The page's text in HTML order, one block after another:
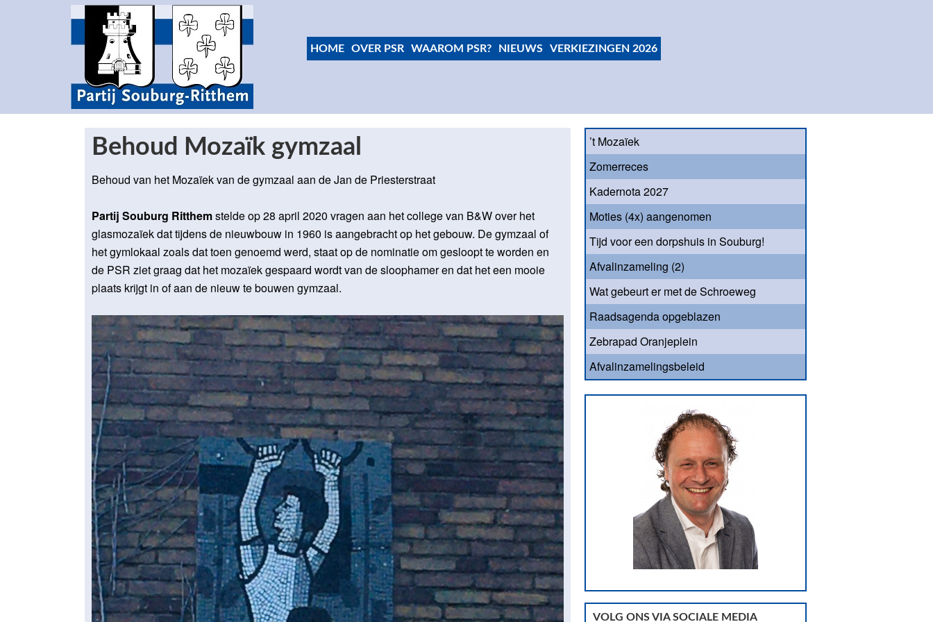
HOME OVER PSR WAAROM PSR? NIEUWS VERKIEZINGEN 2026
Behoud Mozaïk gymzaal
Behoud van het Mozaïek van de gymzaal aan de Jan de Priesterstraat
Partij Souburg Ritthemstelde op 28 april 2020 vragen aan het college van B&W over het
glasmozaïek dat tijdens de nieuwbouw in 1960 is aangebracht op het gebouw. De gymzaal of
het gymlokaal zoals dat toen genoemd werd, staat op de nominatie om gesloopt te worden en
de PSR ziet graag dat het mozaïek gespaard wordt van de sloophamer en dat het een mooie
plaats krijgt in of aan de nieuw te bouwen gymzaal.
’t Mozaïek
Zomerreces
Kadernota 2027
Moties (4x) aangenomen
Tijd voor een dorpshuis in Souburg!
Afvalinzameling (2)
Wat gebeurt er met de Schroeweg
Raadsagenda opgeblazen
Zebrapad Oranjeplein
Afvalinzamelingsbeleid